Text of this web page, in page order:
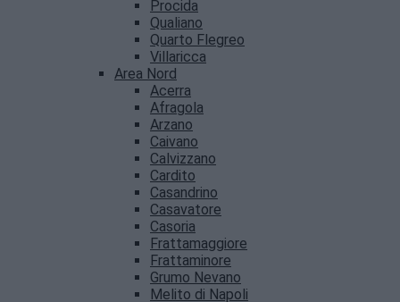
Procida
Qualiano
Quarto Flegreo
Villaricca
Area Nord
Acerra
Afragola
Arzano
Caivano
Calvizzano
Cardito
Casandrino
Casavatore
Casoria
Frattamaggiore
Frattaminore
Grumo Nevano
Melito di Napoli